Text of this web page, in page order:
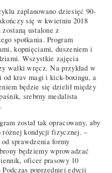
zaplanowano dziesięć 90-
się w kwietniu 2018
ustalone z
spotkania. Program
kopnięciami, duszeniem i
Wszystkie zajęcia
walki wręcz. Na przykład w
krav magi i kick-boxingu, a
będzie się dzielił między
srebrny medalista
został tak opracowany, aby
różnej kondycji fizycznej. –
sprawdzenia formy
będziemy wprowadzać
oficer prasowy 10
poprzedniej edycji